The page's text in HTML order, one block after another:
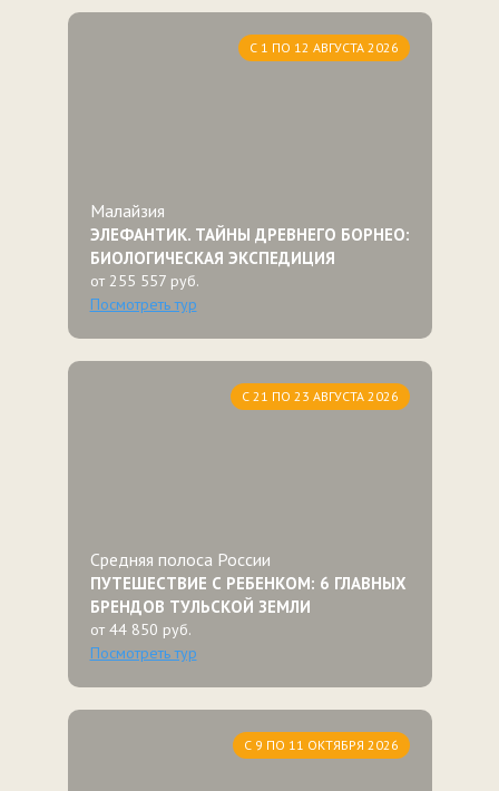
С 1 ПО 12 АВГУСТА 2026
Малайзия
ЭЛЕФАНТИК. ТАЙНЫ ДРЕВНЕГО БОРНЕО:
БИОЛОГИЧЕСКАЯ ЭКСПЕДИЦИЯ
от 255 557 руб.
Посмотреть тур
С 21 ПО 23 АВГУСТА 2026
Средняя полоса России
ПУТЕШЕСТВИЕ С РЕБЕНКОМ: 6 ГЛАВНЫХ
БРЕНДОВ ТУЛЬСКОЙ ЗЕМЛИ
от 44 850 руб.
Посмотреть тур
С 9 ПО 11 ОКТЯБРЯ 2026